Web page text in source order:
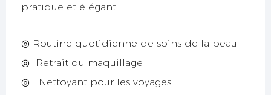
pratique et élégant.
◎ Routine quotidienne de soins de la peau
◎
Retrait du maquillage
◎
Nettoyant pour les voyages